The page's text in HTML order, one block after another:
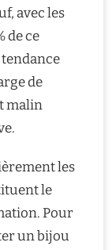
avec les
de ce
de
malin
les
le
Pour
un bijou